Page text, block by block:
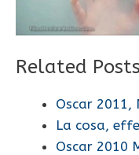
Related
Oscar 2011,
La cosa,
Oscar 2010